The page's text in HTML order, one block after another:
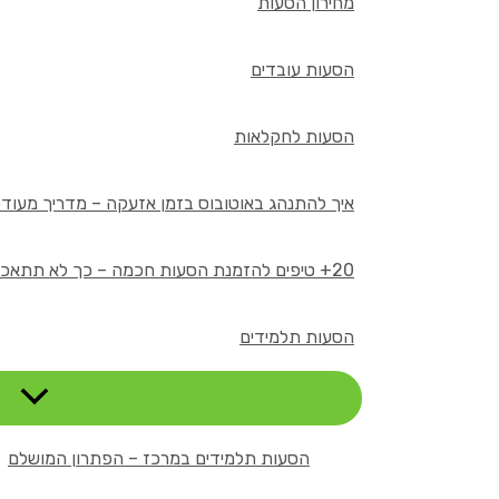
הסעות עובדים
הסעות לחקלאות
איך להתנהג באוטובוס בזמן אזעקה – מדריך מעודכן
20+ טיפים להזמנת הסעות חכמה – כך לא תתאכזבו
הסעות תלמידים
הסעות תלמידים במרכז – הפתרון המושלם